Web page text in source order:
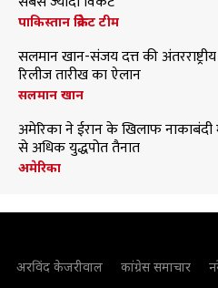
पाकिस्तान क्रिकेट टीम
सलमान खान-संजय दत्त की
रिलीज तारीख का ऐलान
सलमान खान
अमेरिका ने ईरान के खिलाफ
से अधिक युद्धपोत तैनात
अमेरिका
अरविंद केजरीवाल कांग्रेस समाचार